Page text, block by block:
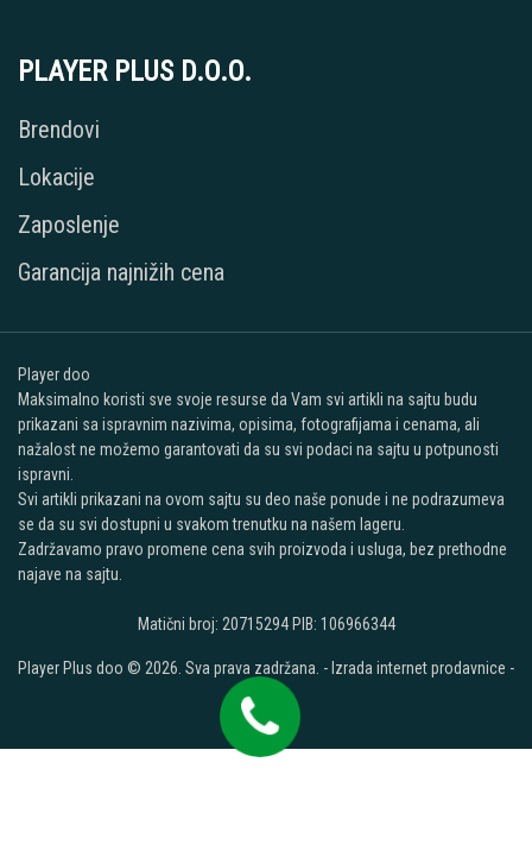
PLAYER PLUS D.O.O.
Brendovi
Lokacije
Zaposlenje
Garancija najnižih cena
Player doo
Maksimalno koristi sve svoje resurse da Vam svi artikli na sajtu budu
prikazani sa ispravnim nazivima, opisima, fotografijama i cenama, ali
nažalost ne možemo garantovati da su svi podaci na sajtu u potpunosti
ispravni.
Svi artikli prikazani na ovom sajtu su deo naše ponude i ne podrazumeva
se da su svi dostupni u svakom trenutku na našem lageru.
Zadržavamo pravo promene cena svih proizvoda i usluga, bez prethodne
najave na sajtu.
Matični broj: 20715294 PIB: 106966344
Player Plus doo © 2026. Sva prava zadržana. - Izrada internet prodavnice -
Selltico.